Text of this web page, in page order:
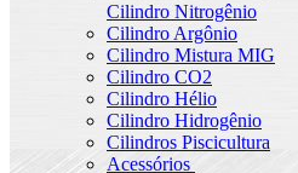
Cilindro Nitrogênio
Cilindro Argônio
Cilindro Mistura MIG
Cilindro CO2
Cilindro Hélio
Cilindro Hidrogênio
Cilindros Piscicultura
Acessórios